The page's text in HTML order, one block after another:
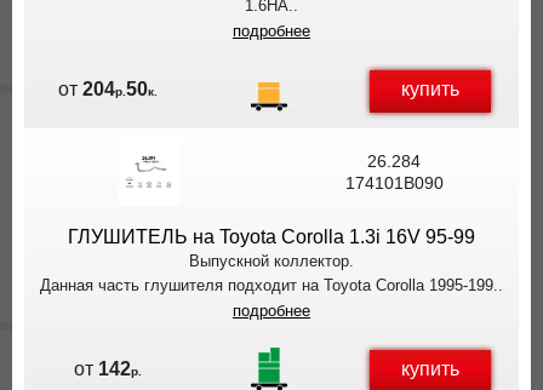
1.6HA..
подробнее
от 204р. 50к. купить
26.284
174101B090
ГЛУШИТЕЛЬ на Toyota Corolla 1.3i 16V 95-99
Выпускной коллектор.
Данная часть глушителя подходит на Toyota Corolla 1995-199..
подробнее
от 142р. купить